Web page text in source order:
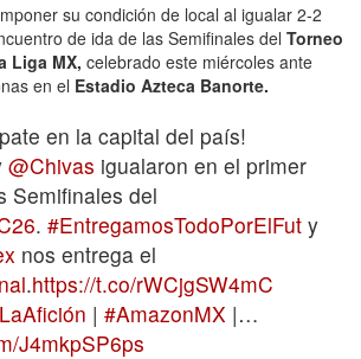
su condición de local al igualar 2-2
de ida de las Semifinales del Torneo
Liga MX, celebrado este miércoles ante
en el Estadio Azteca Banorte.
en la capital del país!
@Chivas igualaron en el primer
Semifinales del
. #EntregamosTodoPorElFut y
nos entrega el
.https://t.co/rWCjgSW4mC
| #AmazonMX |…
J4mkpSP6ps